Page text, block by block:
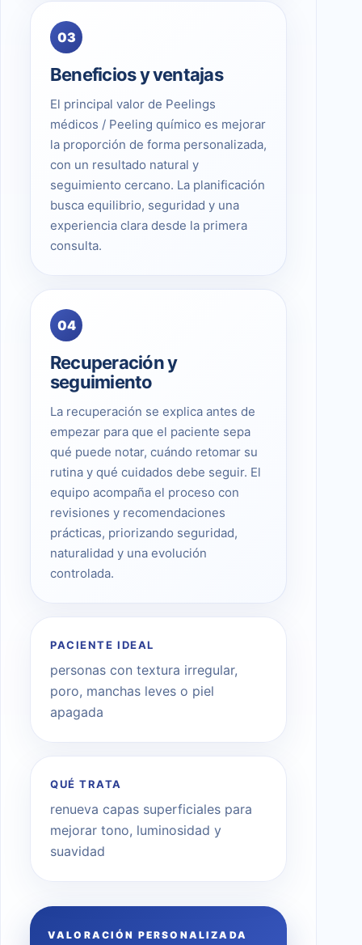
03
Beneficios y ventajas
El principal valor de Peelings
médicos / Peeling químico es mejorar
la proporción de forma personalizada,
con un resultado natural y
seguimiento cercano. La planificación
busca equilibrio, seguridad y una
experiencia clara desde la primera
consulta.
04
Recuperación y
seguimiento
La recuperación se explica antes de
empezar para que el paciente sepa
qué puede notar, cuándo retomar su
rutina y qué cuidados debe seguir. El
equipo acompaña el proceso con
revisiones y recomendaciones
prácticas, priorizando seguridad,
naturalidad y una evolución
controlada.
PACIENTE IDEAL
personas con textura irregular,
poro, manchas leves o piel
apagada
QUÉ TRATA
renueva capas superficiales para
mejorar tono, luminosidad y
suavidad
VALORACIÓN PERSONALIZADA